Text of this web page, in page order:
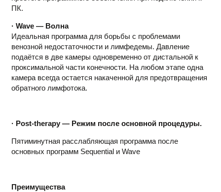
ПК.
· Wave — Волна
Идеальная программа для борьбы с проблемами
венозной недостаточности и лимфедемы. Давление
подаётся в две камеры одновременно от дистальной к
проксимальной части конечности. На любом этапе одна
камера всегда остается накаченной для предотвращения
обратного лимфотока.
· Post-therapy — Режим после основной процедуры.
Пятиминутная расслабляющая программа после
основных программ Sequential и Wave
Преимущества